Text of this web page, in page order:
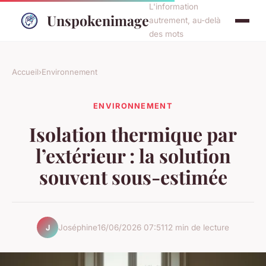
Unspokenimage
L'information
autrement, au-delà
des mots
Accueil›Environnement
ENVIRONNEMENT
Isolation thermique par
l’extérieur : la solution
souvent sous-estimée
J Joséphine16/06/2026 07:5112 min de lecture